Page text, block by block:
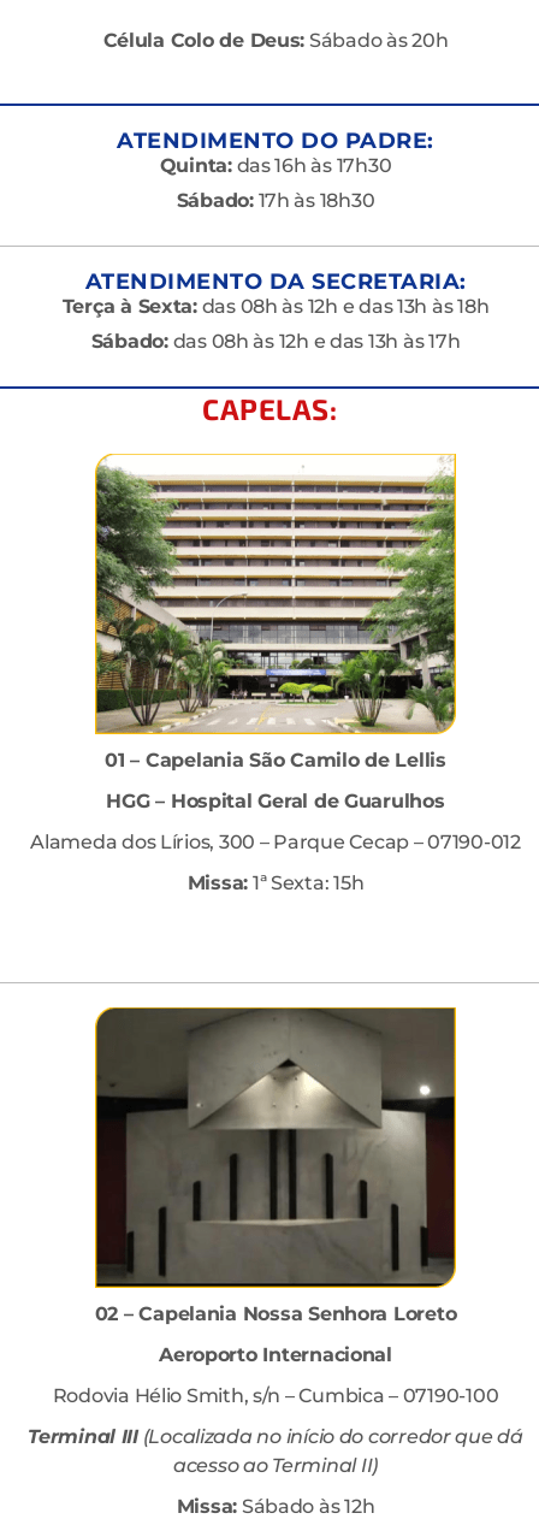
Célula Colo de Deus: Sábado às 20h
ATENDIMENTO DO PADRE:
Quinta:das 16h às 17h30
Sábado:17h às 18h30
ATENDIMENTO DA SECRETARIA:
Terça à Sexta:das 08h às 12h e das 13h às 18h
Sábado:das 08h às 12h e das 13h às 17h
CAPELAS:
01 – Capelania São Camilo de Lellis
HGG – Hospital Geral de Guarulhos
Alameda dos Lírios, 300 – Parque Cecap – 07190-012
Missa: 1ª Sexta: 15h
02 – Capelania Nossa Senhora Loreto
Aeroporto Internacional
Rodovia Hélio Smith, s/n – Cumbica – 07190-100
Terminal III (Localizada no início do corredor que dá
acesso ao Terminal II)
Missa: Sábado às 12h